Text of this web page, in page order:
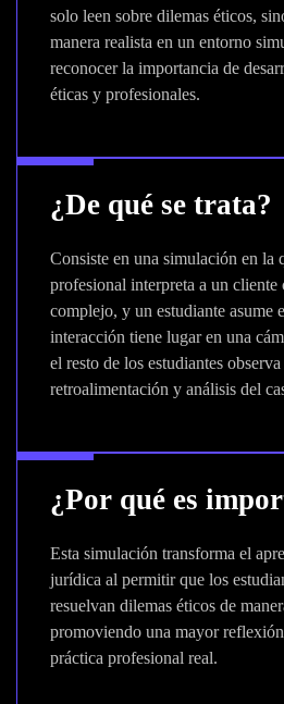
solo leen sobre dilemas éticos,
manera realista en un entorno
reconocer la importancia de
éticas y profesionales.
¿De qué se trata?
Consiste en una simulación en la
profesional interpreta a un
complejo, y un estudiante asume
interacción tiene lugar en una
el resto de los estudiantes
retroalimentación y análisis del
¿Por qué es
Esta simulación transforma el
jurídica al permitir que los
resuelvan dilemas éticos de
promoviendo una mayor
práctica profesional real.